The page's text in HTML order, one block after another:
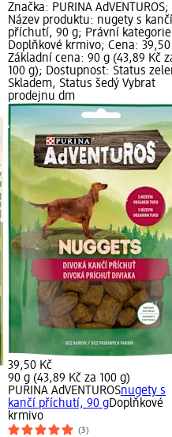
Značka: PURINA AdVENTUROS;
Název produktu: nugety s kančí
příchutí, 90 g; Právní
Doplňkové krmivo; Cena:
Základní cena: 90 g (43,89 Kč
100 g); Dostupnost: Status
Skladem, Status šedý Vybrat
prodejnu dm
39,50 Kč
90 g (43,89 Kč za 100 g)
PURINA AdVENTUROSnugety s
kančí příchutí, 90 gDoplňkové
krmivo
(3)